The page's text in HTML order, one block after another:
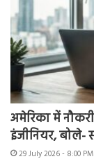
अमेरिका में
इंजीनियर, बोले-
29 July 2026 - 8:00 PM